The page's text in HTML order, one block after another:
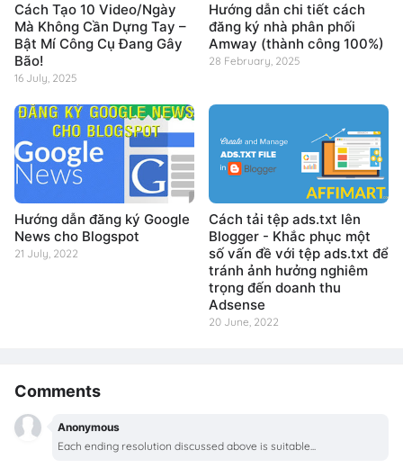
Cách Tạo 10 Video/Ngày
Mà Không Cần Dựng Tay –
Bật Mí Công Cụ Đang Gây
Bão!
16 July, 2025
Hướng dẫn chi tiết cách
đăng ký nhà phân phối
Amway (thành công 100%)
28 February, 2025
Hướng dẫn đăng ký Google
News cho Blogspot
21 July, 2022
Cách tải tệp ads.txt lên
Blogger - Khắc phục một
số vấn đề với tệp ads.txt để
tránh ảnh hưởng nghiêm
trọng đến doanh thu
Adsense
20 June, 2022
Comments
Anonymous
Each ending resolution discussed above is suitable...